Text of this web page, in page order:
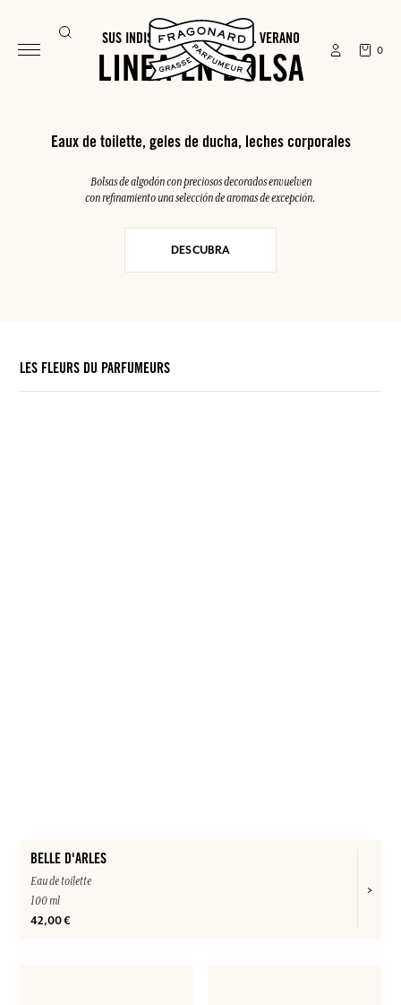
0
SUS INDISPENSABLES PARA EL VERANO
LINEA EN BOLSA
Eaux de toilette, geles de ducha, leches corporales
Bolsas de algodón con preciosos decorados envuelven
con refinamiento una selección de aromas de excepción.
DESCUBRA
LES FLEURS DU PARFUMEURS
BELLE D'ARLES
Eau de toilette
100 ml
42,00 €